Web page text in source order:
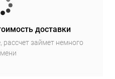
доставки
займет немного